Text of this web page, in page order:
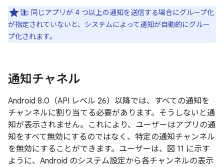
注: 同じアプリが 4 つ以上の通知を送信する場合にグループ化
が指定されていないと、システムによって通知が自動的にグルー
プ化されます。
通知チャネル
Android 8.0（API レベル 26）以降では、すべての通知を
チャンネルに割り当てる必要があります。そうしないと通
知が表示されません。これにより、ユーザーはアプリの通
知をすべて無効にするのではなく、特定の通知チャンネル
を無効にすることができます。ユーザーは、図 11 に示す
ように、Android のシステム設定から各チャンネルの表示